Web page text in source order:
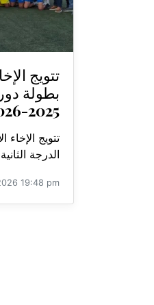
تتويج
بطولة
2025-2026
تتويج
الدرجة الثانية
19:48 pm